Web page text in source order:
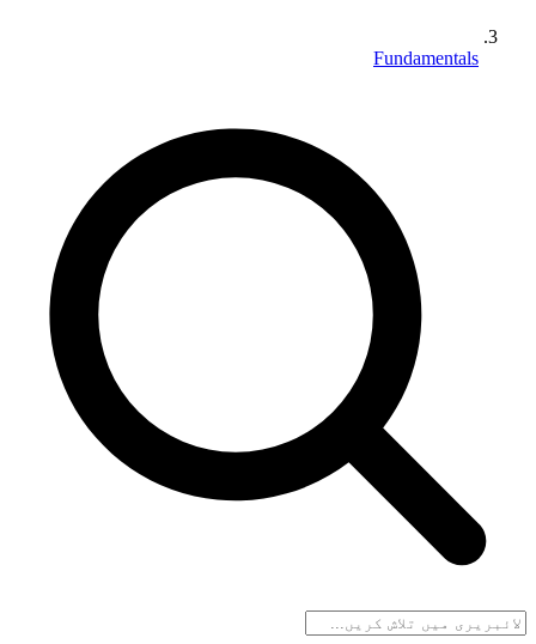
Fundamentals